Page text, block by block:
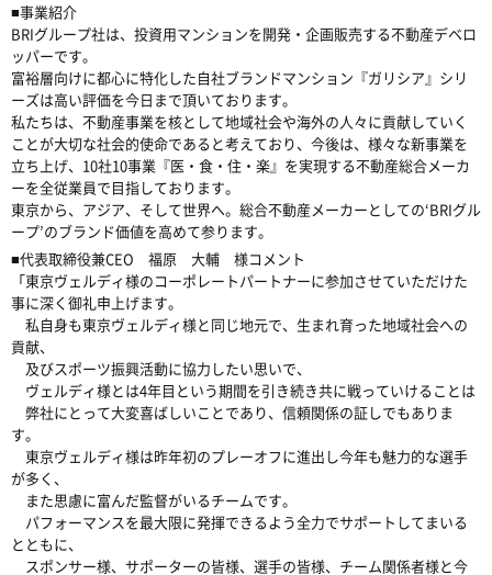
■事業紹介
BRIグループ社は、投資用マンションを開発・企画販売する不動産デベロ
ッパーです。
富裕層向けに都心に特化した自社ブランドマンション『ガリシア』シリ
ーズは高い評価を今日まで頂いております。
私たちは、不動産事業を核として地域社会や海外の人々に貢献していく
ことが大切な社会的使命であると考えており、今後は、様々な新事業を
立ち上げ、10社10事業『医・食・住・楽』を実現する不動産総合メーカ
ーを全従業員で目指しております。
東京から、アジア、そして世界へ。総合不動産メーカーとしての‘BRIグル
ープ’のブランド価値を高めて参ります。
■代表取締役兼CEO 福原 大輔 様コメント
「東京ヴェルディ様のコーポレートパートナーに参加させていただけた
事に深く御礼申上げます。
私自身も東京ヴェルディ様と同じ地元で、生まれ育った地域社会への
貢献、
及びスポーツ振興活動に協力したい思いで、
ヴェルディ様とは4年目という期間を引き続き共に戦っていけることは
弊社にとって大変喜ばしいことであり、信頼関係の証しでもありま
す。
東京ヴェルディ様は昨年初のプレーオフに進出し今年も魅力的な選手
が多く、
また思慮に富んだ監督がいるチームです。
パフォーマンスを最大限に発揮できるよう全力でサポートしてまいる
とともに、
スポンサー様、サポーターの皆様、選手の皆様、チーム関係者様と今